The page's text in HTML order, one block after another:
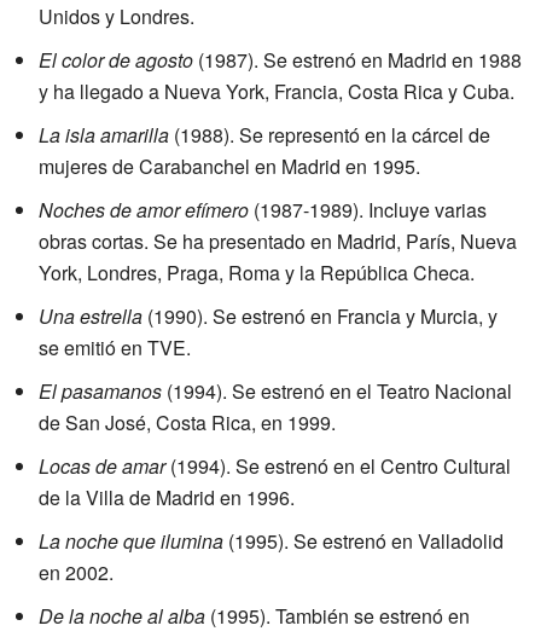
Unidos y Londres.
El color de agosto (1987). Se estrenó en Madrid en 1988
y ha llegado a Nueva York, Francia, Costa Rica y Cuba.
La isla amarilla (1988). Se representó en la cárcel de
mujeres de Carabanchel en Madrid en 1995.
Noches de amor efímero (1987-1989). Incluye varias
obras cortas. Se ha presentado en Madrid, París, Nueva
York, Londres, Praga, Roma y la República Checa.
Una estrella (1990). Se estrenó en Francia y Murcia, y
se emitió en TVE.
El pasamanos (1994). Se estrenó en el Teatro Nacional
de San José, Costa Rica, en 1999.
Locas de amar(1994). Se estrenó en el Centro Cultural
de la Villa de Madrid en 1996.
La noche que ilumina (1995). Se estrenó en Valladolid
en 2002.
De la noche al alba (1995). También se estrenó en